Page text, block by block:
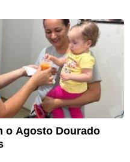
o Agosto Dourado